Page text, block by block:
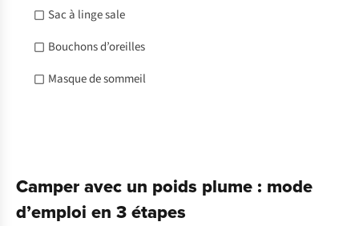
Sac à linge sale
Bouchons d’oreilles
Masque de sommeil
Camper avec un poids plume : mode
d’emploi en 3 étapes